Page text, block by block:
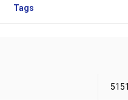
Tags